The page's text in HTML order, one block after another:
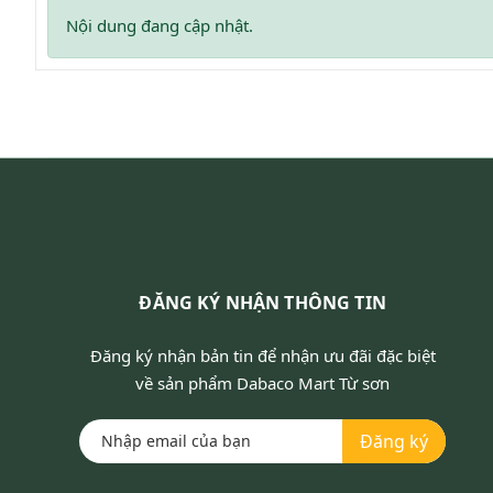
Nội dung đang cập nhật.
ĐĂNG KÝ NHẬN THÔNG TIN
Đăng ký nhận bản tin để nhận ưu đãi đặc biệt
về sản phẩm Dabaco Mart Từ sơn
Đăng ký